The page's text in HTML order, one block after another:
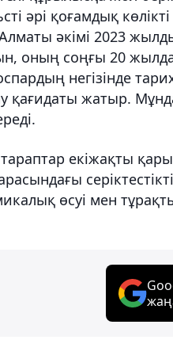
әрі қоғамдық
әкімі 2023
оның соңғы 20
негізінде
қағидаты жатыр.
екіжақты
өсуі мен